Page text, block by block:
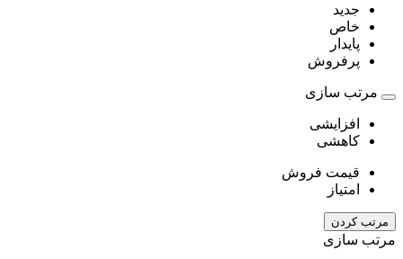
جدید
خاص
پایدار
پرفروش
مرتب سازی
افزایشی
کاهشی
قیمت فروش
امتیاز
مرتب کردن
مرتب سازی